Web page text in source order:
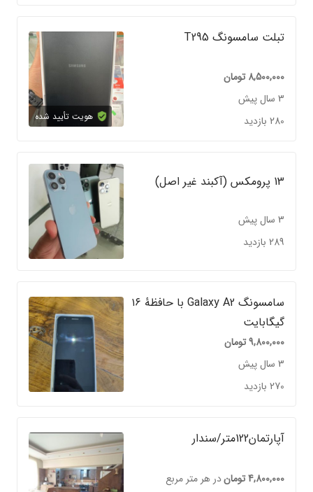
تبلت سامسونگ T295
8,500,000 تومان
3 سال پیش
280 بازدید
هویت تأیید شده
13 پرومکس (آکبند غیر اصل)
3 سال پیش
289 بازدید
سامسونگ Galaxy A2 با حافظهٔ ۱۶
گیگابایت
9,800,000تومان
3 سال پیش
270 بازدید
آپارتمان122متر/سندار
4,800,000توماندر هر متر مربع